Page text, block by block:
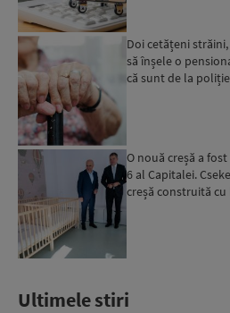
Doi cetățeni
să înșele o
că sunt de la
O nouă creșă a
6 al Capitalei.
creșă construită
Ultimele stiri